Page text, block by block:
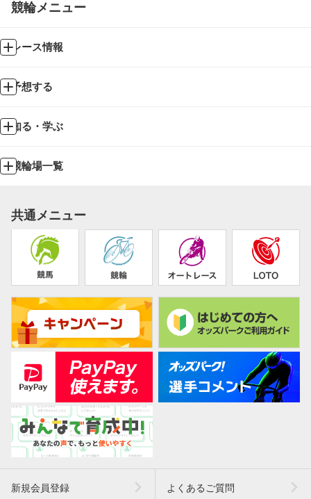
競輪メニュー
レース情報
予想する
知る・学ぶ
競輪場一覧
共通メニュー
新規会員登録 よくあるご質問